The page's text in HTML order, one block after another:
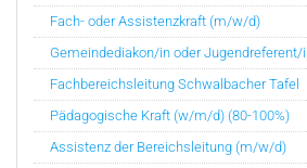
Fach- oder Assistenzkraft (m/w/d)
Gemeindediakon/in oder
Fachbereichsleitung Schwalbacher Tafel
Pädagogische Kraft (w/m/d) (80-100%)
Assistenz der Bereichsleitung (m/w/d)